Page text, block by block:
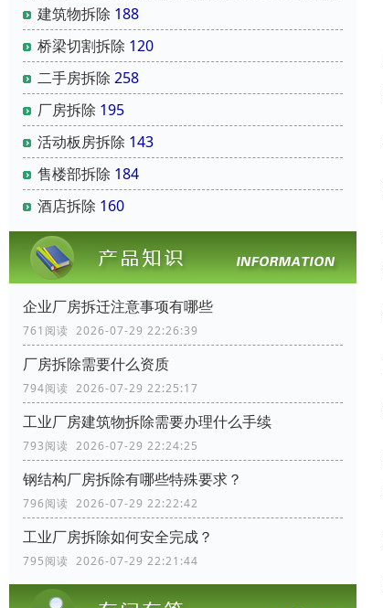
建筑物拆除 188
桥梁切割拆除 120
二手房拆除 258
厂房拆除 195
活动板房拆除 143
售楼部拆除 184
酒店拆除 160
企业厂房拆迁注意事项有哪些
761阅读 2026-07-29 22:26:39
厂房拆除需要什么资质
794阅读 2026-07-29 22:25:17
工业厂房建筑物拆除需要办理什么手续
793阅读 2026-07-29 22:24:25
钢结构厂房拆除有哪些特殊要求？
796阅读 2026-07-29 22:22:42
工业厂房拆除如何安全完成？
795阅读 2026-07-29 22:21:44